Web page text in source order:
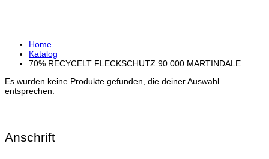
Home
Katalog
70% RECYCELT FLECKSCHUTZ 90.000 MARTINDALE
Es wurden keine Produkte gefunden, die deiner Auswahl
entsprechen.
Anschrift